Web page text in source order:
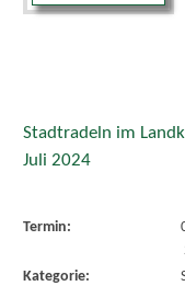
Stadtradeln im
Juli 2024
Termin:
Kategorie: